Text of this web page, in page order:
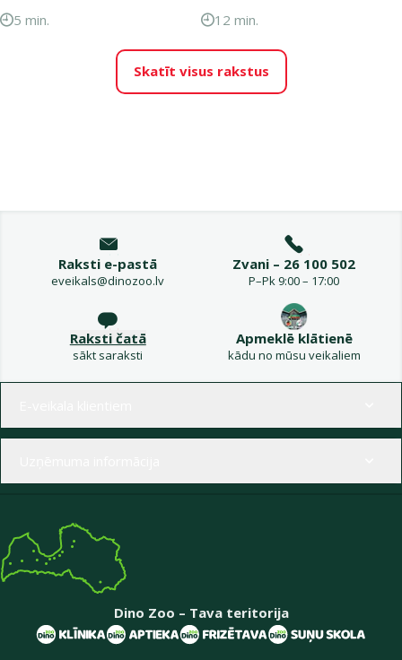
5 min. 12 min.
Skatīt visus rakstus
Raksti e-pastā
eveikals@dinozoo.lv
Zvani – 26 100 502
P–Pk 9:00 – 17:00
Raksti čatā
sākt saraksti
Apmeklē klātienē
kādu no mūsu veikaliem
Dino Zoo – Tava teritorija